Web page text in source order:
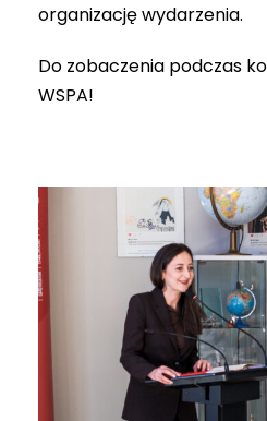
organizację wydarzenia.
Do zobaczenia podczas
WSPA!